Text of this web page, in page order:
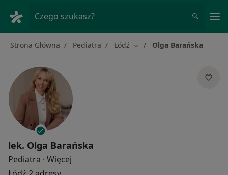
Czego szukasz?
Strona Główna Pediatra Łódź Zmień miasto
Olga Barańska
lek. Olga Barańska
Pediatra · Więcej